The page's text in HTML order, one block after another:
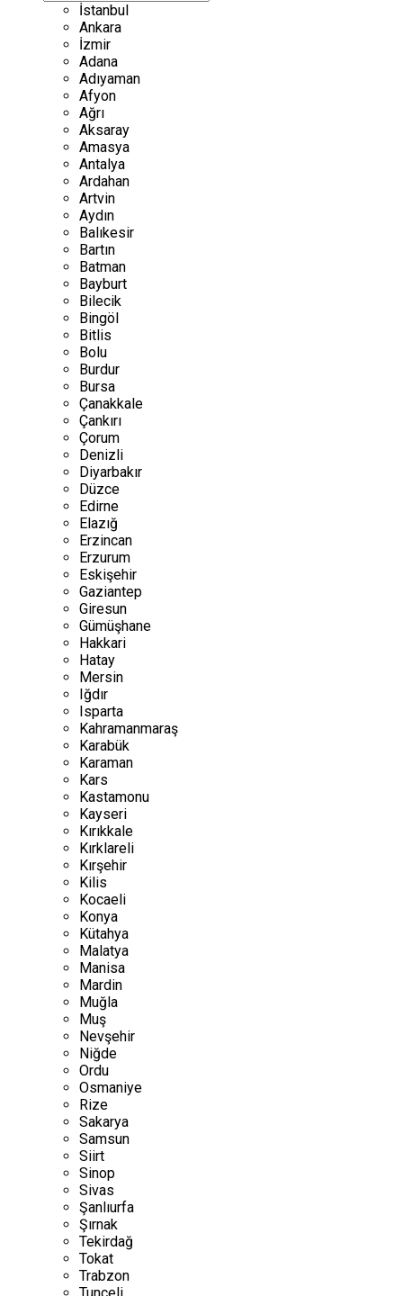
İstanbul
Ankara
İzmir
Adana
Adıyaman
Afyon
Ağrı
Aksaray
Amasya
Antalya
Ardahan
Artvin
Aydın
Balıkesir
Bartın
Batman
Bayburt
Bilecik
Bingöl
Bitlis
Bolu
Burdur
Bursa
Çanakkale
Çankırı
Çorum
Denizli
Diyarbakır
Düzce
Edirne
Elazığ
Erzincan
Erzurum
Eskişehir
Gaziantep
Giresun
Gümüşhane
Hakkari
Hatay
Mersin
Iğdır
Isparta
Kahramanmaraş
Karabük
Karaman
Kars
Kastamonu
Kayseri
Kırıkkale
Kırklareli
Kırşehir
Kilis
Kocaeli
Konya
Kütahya
Malatya
Manisa
Mardin
Muğla
Muş
Nevşehir
Niğde
Ordu
Osmaniye
Rize
Sakarya
Samsun
Siirt
Sinop
Sivas
Şanlıurfa
Şırnak
Tekirdağ
Tokat
Trabzon